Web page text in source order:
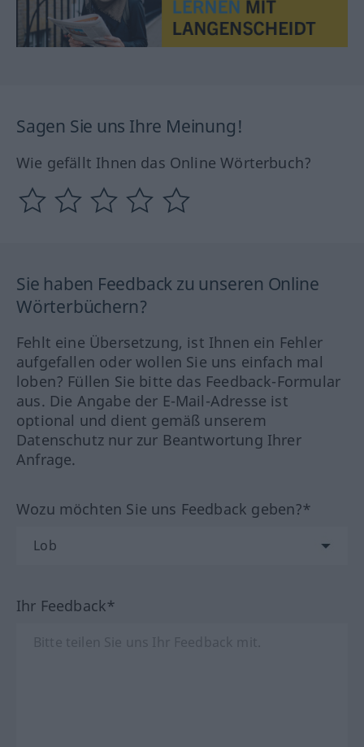
Sagen Sie uns Ihre Meinung!
Wie gefällt Ihnen das Online Wörterbuch?
Sie haben Feedback zu unseren Online
Wörterbüchern?
Fehlt eine Übersetzung, ist Ihnen ein Fehler
aufgefallen oder wollen Sie uns einfach mal
loben? Füllen Sie bitte das Feedback-Formular
aus. Die Angabe der E-Mail-Adresse ist
optional und dient gemäß unserem
Datenschutz nur zur Beantwortung Ihrer
Anfrage.
Wozu möchten Sie uns Feedback geben?*
Ihr Feedback*